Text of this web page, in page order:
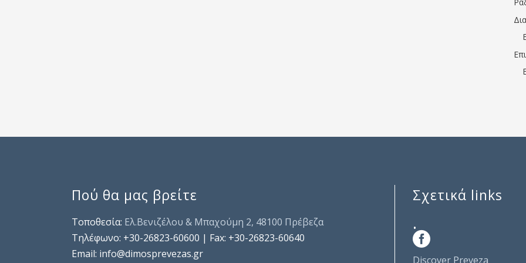
Πού θα μας βρείτε
Τοποθεσία: Ελ.Βενιζέλου & Μπαχούμη 2, 48100 Πρέβεζα
Τηλέφωνo: +30-26823-60600 | Fax: +30-26823-60640
Email: info@dimosprevezas.gr
Σχετικά links
.
Discover Preveza